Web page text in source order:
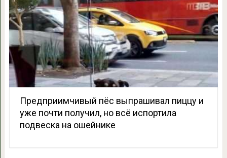
Предприимчивый пёс выпрашивал пиццу и
уже почти получил, но всё испортила
подвеска на ошейнике